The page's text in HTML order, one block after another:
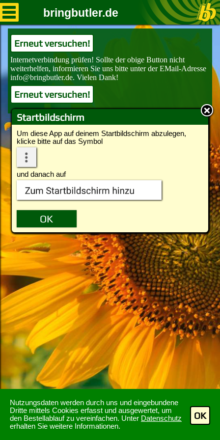
Nutzungsdaten werden durch uns und eingebundene
Dritte mittels Cookies erfasst und ausgewertet, um
den Bestellablauf zu vereinfachen. Unter Datenschutz
erhalten Sie weitere Informationen.
OK
Startbildschirm
Um diese App auf deinem Startbildschirm abzulegen,
klicke bitte auf das Symbol
und danach auf
bringbutler.de
Erneut versuchen!
Erneut versuchen!